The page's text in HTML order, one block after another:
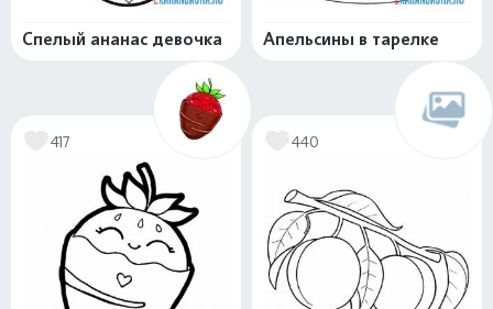
Спелый ананас девочка Апельсины в тарелке
417 440